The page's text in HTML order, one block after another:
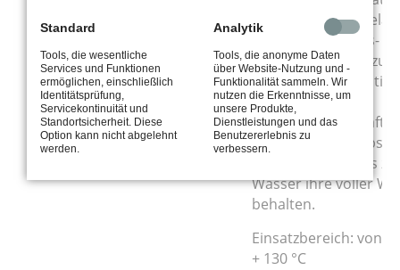
extremen
Neben Korrosions-
enthält es EP-
optimale
verleihen und selbst
Gegenwart von bis zu
Wasser ihre voller
behalten.
Einsatzbereich: von -
+ 130 °C
Standard
Tools, die wesentliche
Services und Funktionen
ermöglichen, einschließlich
Identitätsprüfung,
Servicekontinuität und
Standortsicherheit. Diese
Option kann nicht abgelehnt
werden.
Analytik
Tools, die anonyme Daten
über Website-Nutzung und -
Funktionalität sammeln. Wir
nutzen die Erkenntnisse, um
unsere Produkte,
Dienstleistungen und das
Benutzererlebnis zu
verbessern.